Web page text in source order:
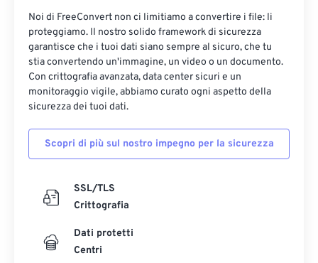
Noi di FreeConvert non ci limitiamo a convertire i file: li
proteggiamo. Il nostro solido framework di sicurezza
garantisce che i tuoi dati siano sempre al sicuro, che tu
stia convertendo un'immagine, un video o un documento.
Con crittografia avanzata, data center sicuri e un
monitoraggio vigile, abbiamo curato ogni aspetto della
sicurezza dei tuoi dati.
Scopri di più sul nostro impegno per la sicurezza
SSL/TLS
Crittografia
Dati protetti
Centri